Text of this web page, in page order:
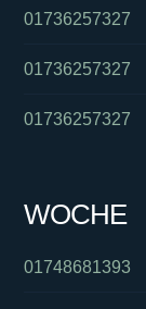
01736257327
01736257327
01736257327
WOCHE
01748681393